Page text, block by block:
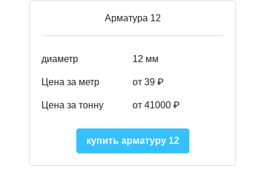
Арматура 12
диаметр 12 мм
Цена за метр от 39 ₽
Цена за тонну от 41000 ₽
купить арматуру 12